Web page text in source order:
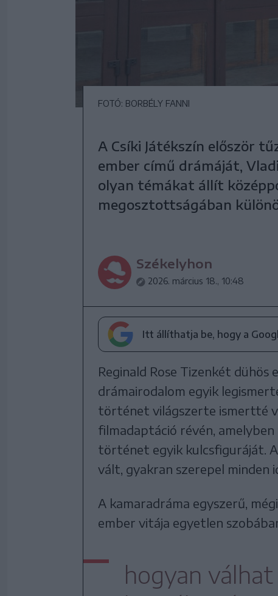
FOTÓ: BORBÉLY FANNI
A Csíki Játékszín először
ember című drámáját,
olyan témákat állít
megosztottságában
Székelyhon
2026. március 18., 10:48
Itt állíthatja be, hogy a
Reginald Rose Tizenkét dühös
drámairodalom egyik
történet világszerte ismertté
filmadaptáció révén,
történet egyik kulcsfiguráját.
vált, gyakran szerepel minden
A kamaradráma egyszerű,
ember vitája egyetlen
hogyan